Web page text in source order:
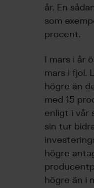
år. En
som
procent.
I mars i år
mars i fjol.
högre än
med 15
enligt i vår
sin tur
högre
högre än i